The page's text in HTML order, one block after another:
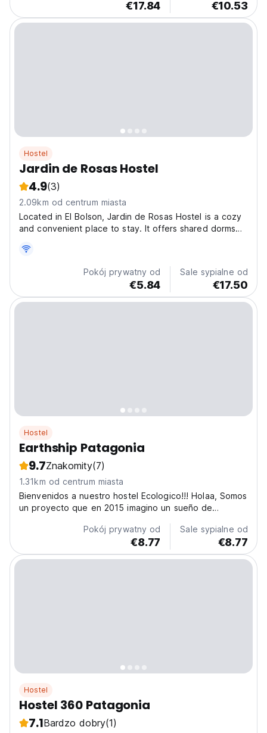
€17.84 €10.53
Hostel
Jardin de Rosas Hostel
4.9(3)
2.09km od centrum miasta
Located in El Bolson, Jardin de Rosas Hostel is a cozy
and convenient place to stay. It offers shared dorms
a kitchen for cooking, and a washing machine for your
laundry needs. With a great location close...
Pokój prywatny od
€5.84
Sale sypialne od
€17.50
Hostel
Earthship Patagonia
9.7Znakomity(7)
1.31km od centrum miasta
Bienvenidos a nuestro hostel Ecologico!!! Holaa, Somos
un proyecto que en 2015 imagino un sueño de
comunidad. Buscamos encontrarnos en este espacio
tiempo desde lo holístico, la armonía y el respeto a la
madre...
Pokój prywatny od
€8.77
Sale sypialne od
€8.77
Hostel
Hostel 360 Patagonia
7.1Bardzo dobry(1)